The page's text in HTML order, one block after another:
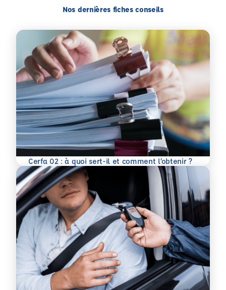
Nos dernières fiches conseils
Cerfa 02 : à quoi sert-il et comment l’obtenir ?
En savoir plus